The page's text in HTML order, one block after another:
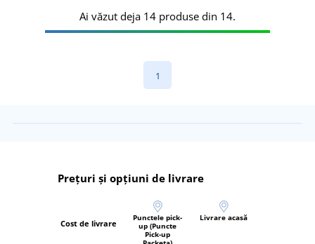
Ai văzut deja 14 produse din 14.
1
Prețuri și opțiuni de livrare
Cost de livrare
Punctele pick-
up (Puncte
Pick-up
Livrare acasă